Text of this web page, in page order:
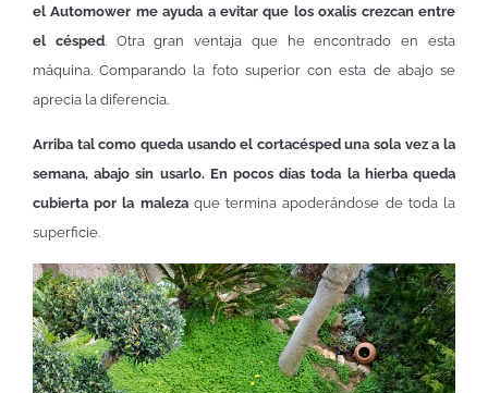
el Automower me ayuda a evitar que los oxalis crezcan entre
el césped. Otra gran ventaja que he encontrado en esta
máquina. Comparando la foto superior con esta de abajo se
aprecia la diferencia.
Arriba tal como queda usando el cortacésped una sola vez a la
semana, abajo sin usarlo. En pocos días toda la hierba queda
cubierta por la malezaque termina apoderándose de toda la
superficie.